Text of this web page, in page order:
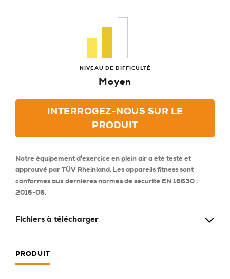
NIVEAU DE DIFFICULTÉ
Moyen
INTERROGEZ-NOUS SUR LE
PRODUIT
Notre équipement d'exercice en plein air a été testé et
approuvé par TÜV Rheinland. Les appareils fitness sont
conformes aux dernières normes de sécurité EN 16630 :
2015-06.
Fichiers à télécharger
PRODUIT